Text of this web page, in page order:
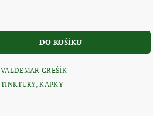
VALDEMAR GREŠÍK
TINKTURY, KAPKY